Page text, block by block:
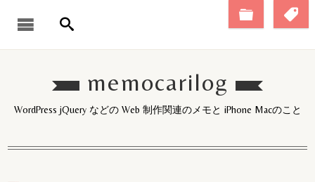
memocarilog
WordPress jQuery などの Web 制作関連のメモと iPhone Macのこと